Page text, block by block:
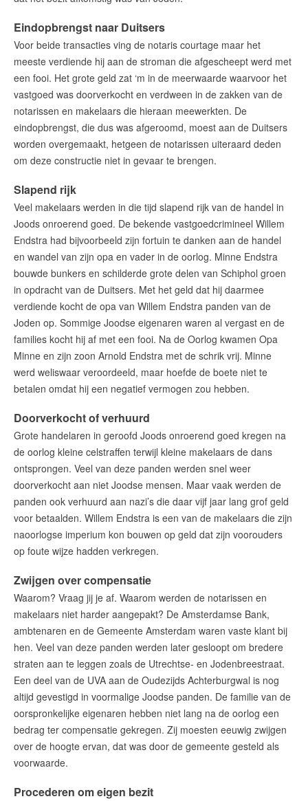
Eindopbrengst naar Duitsers
Voor beide transacties ving de notaris courtage maar het
meeste verdiende hij aan de stroman die afgescheept werd met
een fooi. Het grote geld zat ‘m in de meerwaarde waarvoor het
vastgoed was doorverkocht en verdween in de zakken van de
notarissen en makelaars die hieraan meewerkten. De
eindopbrengst, die dus was afgeroomd, moest aan de Duitsers
worden overgemaakt, hetgeen de notarissen uiteraard deden
om deze constructie niet in gevaar te brengen.
Slapend rijk
Veel makelaars werden in die tijd slapend rijk van de handel in
Joods onroerend goed. De bekende vastgoedcrimineel Willem
Endstra had bijvoorbeeld zijn fortuin te danken aan de handel
en wandel van zijn opa en vader in de oorlog. Minne Endstra
bouwde bunkers en schilderde grote delen van Schiphol groen
in opdracht van de Duitsers. Met het geld dat hij daarmee
verdiende kocht de opa van Willem Endstra panden van de
Joden op. Sommige Joodse eigenaren waren al vergast en de
families kocht hij af met een fooi. Na de Oorlog kwamen Opa
Minne en zijn zoon Arnold Endstra met de schrik vrij. Minne
werd weliswaar veroordeeld, maar hoefde de boete niet te
betalen omdat hij een negatief vermogen zou hebben.
Doorverkocht of verhuurd
Grote handelaren in geroofd Joods onroerend goed kregen na
de oorlog kleine celstraffen terwijl kleine makelaars de dans
ontsprongen. Veel van deze panden werden snel weer
doorverkocht aan niet Joodse mensen. Maar vaak werden de
panden ook verhuurd aan nazi’s die daar vijf jaar lang grof geld
voor betaalden. Willem Endstra is een van de makelaars die zijn
naoorlogse imperium kon bouwen op geld dat zijn voorouders
op foute wijze hadden verkregen.
Zwijgen over compensatie
Waarom? Vraag jij je af. Waarom werden de notarissen en
makelaars niet harder aangepakt? De Amsterdamse Bank,
ambtenaren en de Gemeente Amsterdam waren vaste klant bij
hen. Veel van deze panden werden later gesloopt om bredere
straten aan te leggen zoals de Utrechtse- en Jodenbreestraat.
Een deel van de UVA aan de Oudezijds Achterburgwal is nog
altijd gevestigd in voormalige Joodse panden. De familie van de
oorspronkelijke eigenaren hebben niet lang na de oorlog een
bedrag ter compensatie gekregen. Zij moesten eeuwig zwijgen
over de hoogte ervan, dat was door de gemeente gesteld als
voorwaarde.
Procederen om eigen bezit